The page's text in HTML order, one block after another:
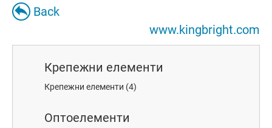
Back
www.kingbright.com
Крепежни елементи
Крепежни елементи (4)
Оптоелементи